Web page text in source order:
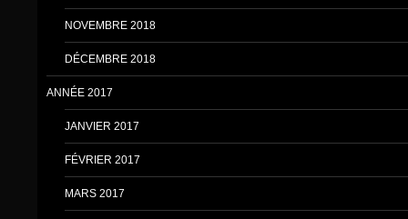
NOVEMBRE 2018
DÉCEMBRE 2018
ANNÉE 2017
JANVIER 2017
FÉVRIER 2017
MARS 2017